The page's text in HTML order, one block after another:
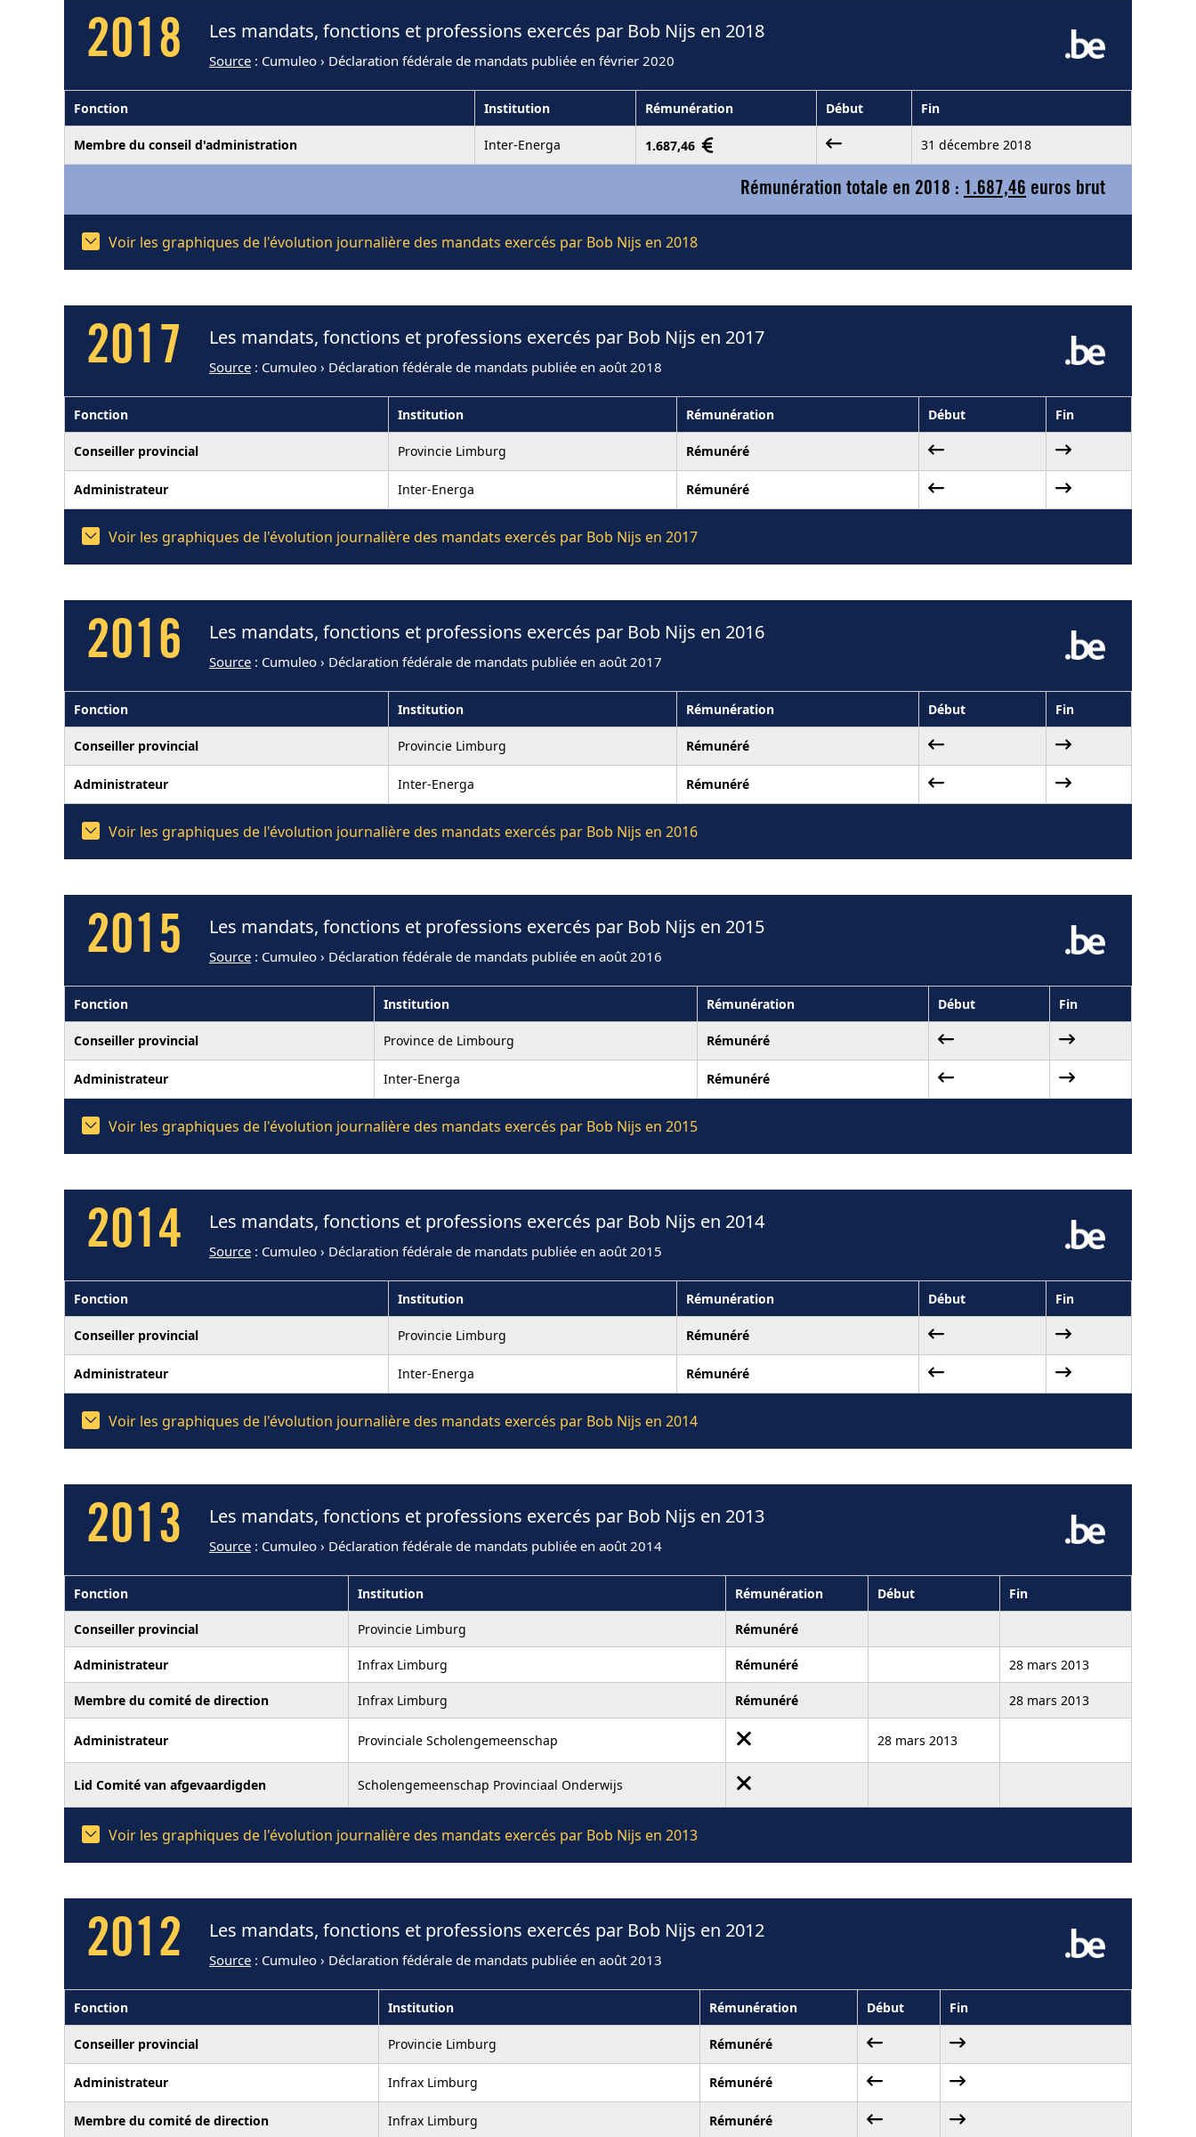
2018 Les mandats, fonctions et professions exercés par Bob Nijs en 2018
Source : Cumuleo › Déclaration fédérale de mandats publiée en février 2020
Fonction Institution Rémunération Début Fin
Membre du conseil d'administration Inter-Energa 1.687,46 31 décembre 2018
Rémunération totale en 2018 : 1.687,46 euros brut
Voir les graphiques de l'évolution journalière des mandats exercés par Bob Nijs en 2018
2017 Les mandats, fonctions et professions exercés par Bob Nijs en 2017
Source : Cumuleo › Déclaration fédérale de mandats publiée en août 2018
Fonction Institution Rémunération Début Fin
Conseiller provincial Provincie Limburg Rémunéré
Administrateur Inter-Energa Rémunéré
Voir les graphiques de l'évolution journalière des mandats exercés par Bob Nijs en 2017
2016 Les mandats, fonctions et professions exercés par Bob Nijs en 2016
Source : Cumuleo › Déclaration fédérale de mandats publiée en août 2017
Fonction Institution Rémunération Début Fin
Conseiller provincial Provincie Limburg Rémunéré
Administrateur Inter-Energa Rémunéré
Voir les graphiques de l'évolution journalière des mandats exercés par Bob Nijs en 2016
2015 Les mandats, fonctions et professions exercés par Bob Nijs en 2015
Source : Cumuleo › Déclaration fédérale de mandats publiée en août 2016
Fonction Institution Rémunération Début Fin
Conseiller provincial Province de Limbourg Rémunéré
Administrateur Inter-Energa Rémunéré
Voir les graphiques de l'évolution journalière des mandats exercés par Bob Nijs en 2015
2014 Les mandats, fonctions et professions exercés par Bob Nijs en 2014
Source : Cumuleo › Déclaration fédérale de mandats publiée en août 2015
Fonction Institution Rémunération Début Fin
Conseiller provincial Provincie Limburg Rémunéré
Administrateur Inter-Energa Rémunéré
Voir les graphiques de l'évolution journalière des mandats exercés par Bob Nijs en 2014
2013 Les mandats, fonctions et professions exercés par Bob Nijs en 2013
Source : Cumuleo › Déclaration fédérale de mandats publiée en août 2014
Fonction Institution Rémunération Début Fin
Conseiller provincial Provincie Limburg Rémunéré
Administrateur Infrax Limburg Rémunéré 28 mars 2013
Membre du comité de direction Infrax Limburg Rémunéré 28 mars 2013
Administrateur Provinciale Scholengemeenschap 28 mars 2013
Lid Comité van afgevaardigden Scholengemeenschap Provinciaal Onderwijs
Voir les graphiques de l'évolution journalière des mandats exercés par Bob Nijs en 2013
2012 Les mandats, fonctions et professions exercés par Bob Nijs en 2012
Source : Cumuleo › Déclaration fédérale de mandats publiée en août 2013
Fonction Institution Rémunération Début Fin
Conseiller provincial Provincie Limburg Rémunéré
Administrateur Infrax Limburg Rémunéré
Membre du comité de direction Infrax Limburg Rémunéré